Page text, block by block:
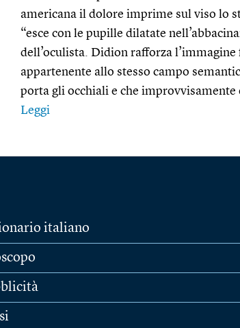
americana il dolore imprime sul viso lo
“esce con le pupille dilatate
dell’oculista. Didion rafforza l’immagine
appartenente allo stesso campo
porta gli occhiali e che improvvisamente
Leggi
italiano